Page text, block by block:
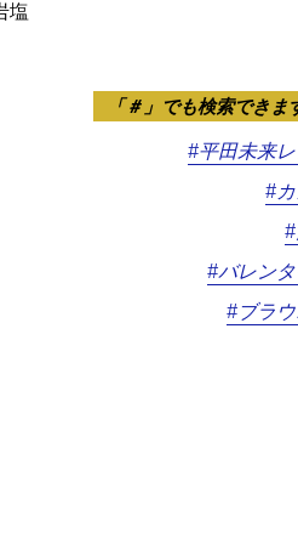
塩
「＃」でも検索できま
#平田未来
#
#バレン
#ブラ